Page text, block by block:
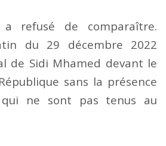
refusé de comparaître.
du 29 décembre 2022
de Sidi Mhamed devant le
sans la présence
ne sont pas tenus au